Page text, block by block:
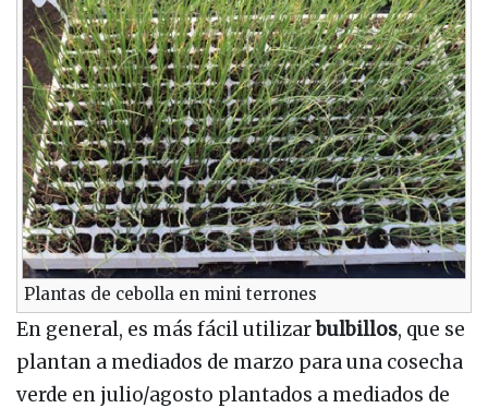
Plantas de cebolla en mini terrones
En general, es más fácil utilizarbulbillos, que se
plantan a mediados de marzo para una cosecha
verde en julio/agosto plantados a mediados de